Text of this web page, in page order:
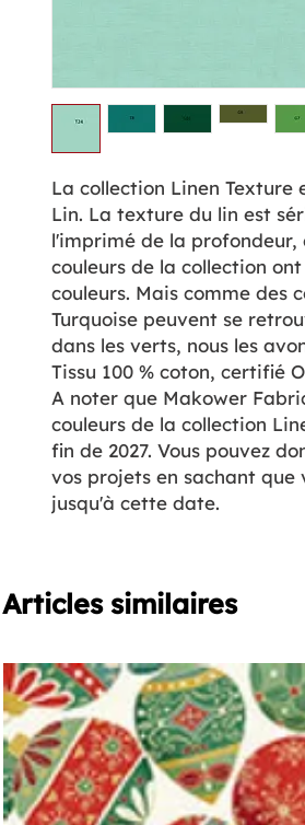
La collection Linen
Lin. La texture du lin est
l'imprimé de la profondeur,
couleurs de la collection
couleurs. Mais comme des
Turquoise peuvent se
dans les verts, nous les
Tissu 100 % coton, certifié
A noter que Makower
couleurs de la collection
fin de 2027. Vous pouvez
vos projets en sachant que
jusqu'à cette date.
Articles similaires